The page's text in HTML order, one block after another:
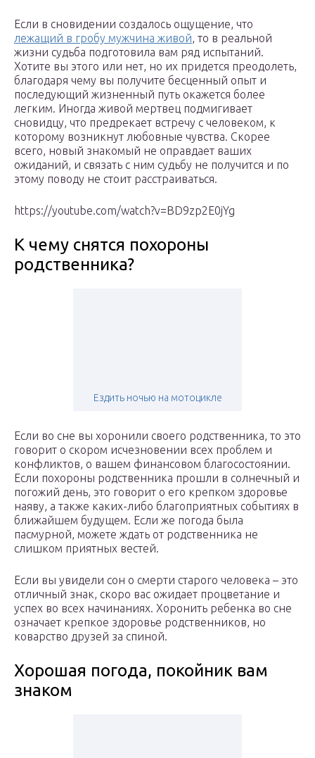
Если в сновидении создалось ощущение, что
лежащий в гробу мужчина живой, то в реальной
жизни судьба подготовила вам ряд испытаний.
Хотите вы этого или нет, но их придется преодолеть,
благодаря чему вы получите бесценный опыт и
последующий жизненный путь окажется более
легким. Иногда живой мертвец подмигивает
сновидцу, что предрекает встречу с человеком, к
которому возникнут любовные чувства. Скорее
всего, новый знакомый не оправдает ваших
ожиданий, и связать с ним судьбу не получится и по
этому поводу не стоит расстраиваться.
https://youtube.com/watch?v=BD9zp2E0jYg
К чему снятся похороны
родственника?
Ездить ночью на мотоцикле
Если во сне вы хоронили своего родственника, то это
говорит о скором исчезновении всех проблем и
конфликтов, о вашем финансовом благосостоянии.
Если похороны родственника прошли в солнечный и
погожий день, это говорит о его крепком здоровье
наяву, а также каких-либо благоприятных событиях в
ближайшем будущем. Если же погода была
пасмурной, можете ждать от родственника не
слишком приятных вестей.
Если вы увидели сон о смерти старого человека – это
отличный знак, скоро вас ожидает процветание и
успех во всех начинаниях. Хоронить ребенка во сне
означает крепкое здоровье родственников, но
коварство друзей за спиной.
Хорошая погода, покойник вам
знаком